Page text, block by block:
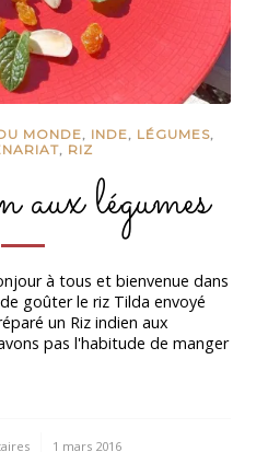
MONDE, INDE, LÉGUMES,
, RIZ
légumes
à tous et bienvenue dans
goûter le riz Tilda envoyé
un Riz indien aux
pas l'habitude de manger
1 mars 2016